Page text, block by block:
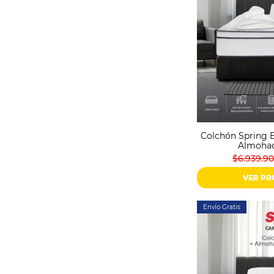
Colchón Spring
VER
Envío Gratis